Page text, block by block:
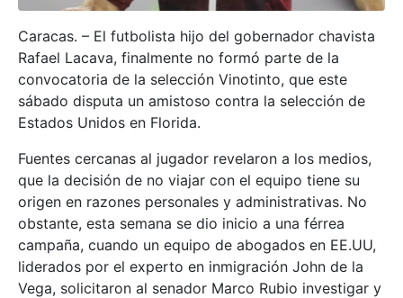
Caracas. – El futbolista hijo del gobernador chavista
Rafael Lacava, finalmente no formó parte de la
convocatoria de la selección Vinotinto, que este
sábado disputa un amistoso contra la selección de
Estados Unidos en Florida.
Fuentes cercanas al jugador revelaron a los medios,
que la decisión de no viajar con el equipo tiene su
origen en razones personales y administrativas. No
obstante, esta semana se dio inicio a una férrea
campaña, cuando un equipo de abogados en EE.UU,
liderados por el experto en inmigración John de la
Vega, solicitaron al senador Marco Rubio investigar y